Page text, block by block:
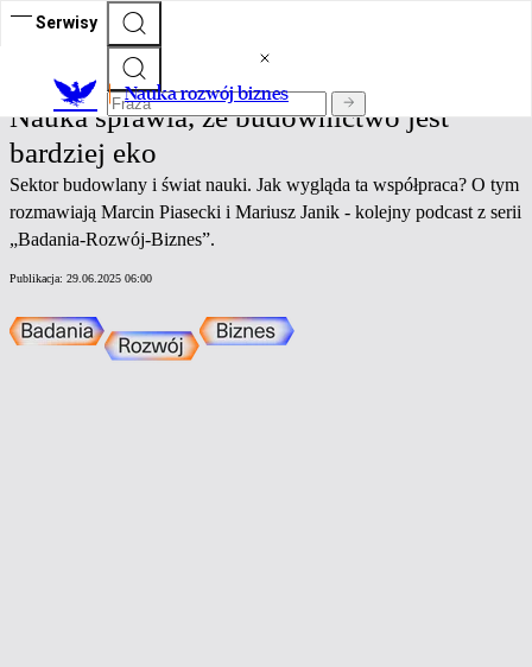
Serwisy
Nauka rozwój biznes
Nauka rozwój biznes
Nauka sprawia, że budownictwo jest
bardziej eko
Sektor budowlany i świat nauki. Jak wygląda ta współpraca? O tym
rozmawiają Marcin Piasecki i Mariusz Janik - kolejny podcast z serii
„Badania-Rozwój-Biznes”.
Publikacja: 29.06.2025 06:00